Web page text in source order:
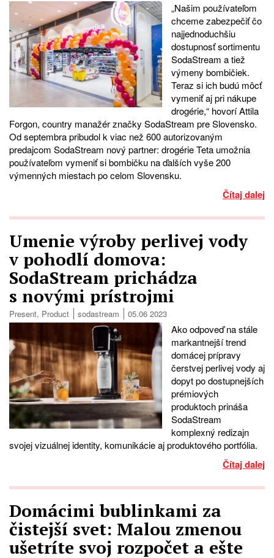
„Našim používateľom
chceme zabezpečiť čo
najjednoduchšiu
dostupnosť sortimentu
SodaStream a tiež
výmeny bombičiek.
Teraz si ich budú môcť
vymeniť aj pri nákupe
drogérie,“ hovorí Attila
Forgon, country manažér značky SodaStream pre Slovensko.
Od septembra pribudol k viac než 600 autorizovaným
predajcom SodaStream nový partner: drogérie Teta umožnia
používateľom vymeniť si bombičku na ďalších vyše 200
výmenných miestach po celom Slovensku.
Čítaj dalej
Umenie výroby perlivej vody
v pohodlí domova:
SodaStream prichádza
s novými prístrojmi
Present, Product sodastream 05.06 2023
Ako odpoveď na stále
markantnejší trend
domácej prípravy
čerstvej perlivej vody aj
dopyt po dostupnejších
prémiových
produktoch prináša
SodaStream
komplexný redizajn
svojej vizuálnej identity, komunikácie aj produktového portfólia.
Čítaj dalej
Domácimi bublinkami za
čistejší svet: Malou zmenou
ušetríte svoj rozpočet a ešte